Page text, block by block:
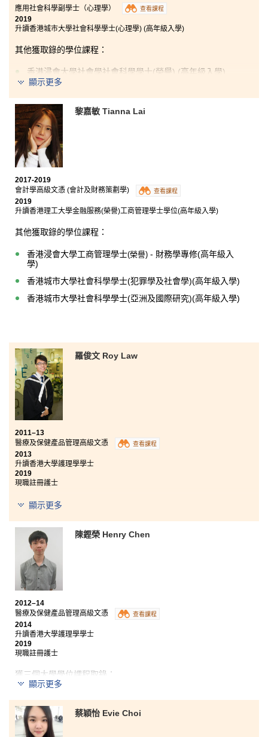
應用社會科學副學士（心理學）
查看課程
2019
升讀香港城市大學社會科學學士(心理學) (高年級入學)
其他獲取錄的學位課程：
香港浸會大學社會學社會科學學士(榮譽) (高年級入學)
香港城市大學社會科學學士(犯罪學及社會學)(高年級入學)
香港城市大學文學士(英語語言) (高年級入學)
香港教育大學心理學榮譽社會科學學士 (高年級入學)
香港教育大學語文研究榮譽文學士-主修英文 (高年級入
學)
顯示更多
黎嘉敏 Tianna Lai
2017-2019
會計學高級文憑 (會計及財務策劃學)
查看課程
2019
升讀香港理工大學金融服務(榮譽)工商管理學士學位(高年級入學)
其他獲取錄的學位課程：
香港浸會大學工商管理學士(榮譽) - 財務學專修(高年級入
學)
香港城市大學社會科學學士(犯罪學及社會學)(高年級入學)
香港城市大學社會科學學士(亞洲及國際研究)(高年級入學)
羅俊文 Roy Law
2011–13
醫療及保健產品管理高級文憑
查看課程
2013
升讀香港大學護理學學士
2019
現職註冊護士
在醫療及保健產品管理課程中，我學到不同方面的醫療
器和健康產品知識等，為大學學習做好準備。另外，書
院為同學提供了一個良好的學習環境，所有講師均用心
教學，備課充足，極具教學熱誠，十分樂意於課餘時間
解答我們的問題。總括而言，我在書院渡過了充實美滿
的大專生活，順利入讀香港大學護理學，向目標努力邁
進。
顯示更多
陳鏗榮 Henry Chen
2012–14
醫療及保健產品管理高級文憑
查看課程
2014
升讀香港大學護理學學士
2019
現職註冊護士
獲三個大學學位課程取錄：
香港中文大學兩年制社區健康理學士
香港城市大學應用生物學榮譽理學士三年級
顯示更多
蔡穎怡 Evie Choi